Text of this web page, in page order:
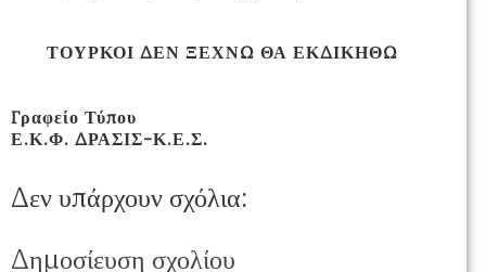
ΤΟΥΡΚΟΙ ΔΕΝ ΞΕΧΝΩ ΘΑ ΕΚΔΙΚΗΘΩ
Γραφείο Τύπου
Ε.Κ.Φ. ΔΡΑΣΙΣ-Κ.Ε.Σ.
Δεν υπάρχουν σχόλια:
Δημοσίευση σχολίου